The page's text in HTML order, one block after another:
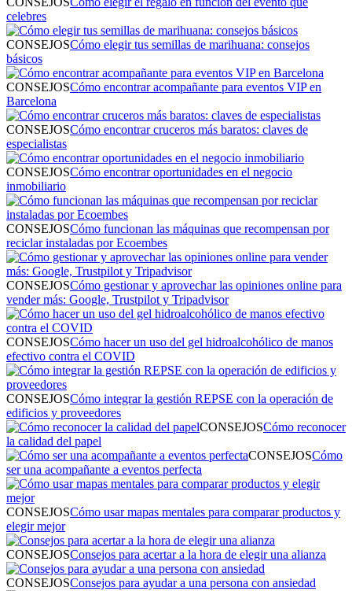
celebres
CONSEJOSCómo elegir tus semillas de marihuana: consejos
básicos
CONSEJOSCómo encontrar acompañante para eventos VIP en
Barcelona
CONSEJOSCómo encontrar cruceros más baratos: claves de
especialistas
CONSEJOSCómo encontrar oportunidades en el negocio
inmobiliario
CONSEJOSCómo funcionan las máquinas que recompensan por
reciclar instaladas por Ecoembes
CONSEJOSCómo gestionar y aprovechar las opiniones online para
vender más: Google, Trustpilot y Tripadvisor
CONSEJOSCómo hacer un uso del gel hidroalcohólico de manos
efectivo contra el COVID
CONSEJOSCómo integrar la gestión REPSE con la operación de
edificios y proveedores
CONSEJOSCómo reconocer
la calidad del papel
CONSEJOSCómo
ser una acompañante a eventos perfecta
CONSEJOSCómo usar mapas mentales para comparar productos y
elegir mejor
CONSEJOSConsejos para acertar a la hora de elegir una alianza
CONSEJOSConsejos para ayudar a una persona con ansiedad